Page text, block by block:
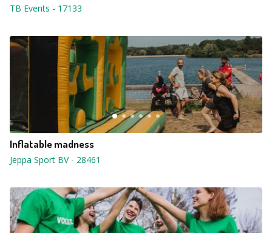
TB Events - 17133
Inflatable madness
Jeppa Sport BV- 28461